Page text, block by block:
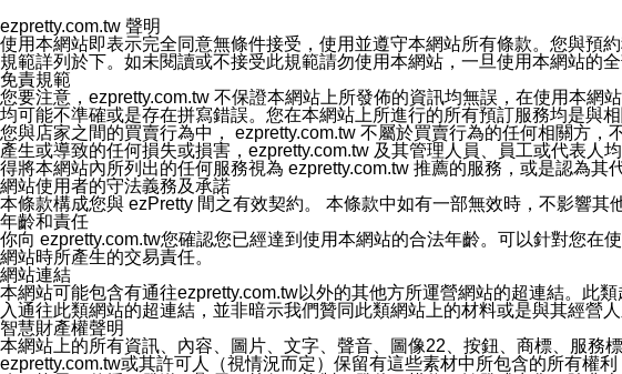
您同意本公司網站，透過您所提供的郵件地址與您取得聯絡並傳送或宣傳本
停止接收這些資料或電子郵件。
十五、訊息通知
本公司/本服務將以通知型訊息傳送重要訊息給您。即使未加入本公司/本服
本公司/本服務傳送之通知型訊息以對您有效且重要的訊息為限，以廣告或
1.LINE 帳號設定的電話號碼與本公司/本服務所傳來的電話號碼比對相符。
2.該 LINE 帳號已在 LINE APP 設定中，同意接收通知型訊息。
3.LINE 帳號未封鎖傳送訊息之 LINE 官方帳號。
欲變更通知型訊息的設定，操作如下：
1.點選「主頁」＞「設定」
2.點選「隱私設定」
3.點選「提供使用資料」
4.點選「LINE通知型訊息」
5.開關「接收LINE通知型訊息」
❗️關閉「接收通知型訊息」後，將不會接收到來自任何企業官方帳號或認證官
ezpretty.com.tw 聲明
使用本網站即表示完全同意無條件接受，使用並遵守本網站所有條款。您與預
規範詳列於下。如未閱讀或不接受此規範請勿使用本網站，一旦使用本網站的
免責規範
您要注意，ezpretty.com.tw 不保證本網站上所發佈的資訊均無誤，在使用本網
均可能不準確或是存在拼寫錯誤。您在本網站上所進行的所有預訂服務均是與
您與店家之間的買賣行為中， ezpretty.com.tw 不屬於買賣行為的任何相關方
產生或導致的任何損失或損害，ezpretty.com.tw 及其管理人員、員工或代表
得將本網站內所列出的任何服務視為 ezpretty.com.tw 推薦的服務，或是認為
網站使用者的守法義務及承諾
本條款構成您與 ezPretty 間之有效契約。 本條款中如有一部無效時，不影響
年齡和責任
你向 ezpretty.com.tw您確認您已經達到使用本網站的合法年齡。可以針對您
網站時所產生的交易責任。
網站連結
本網站可能包含有通往ezpretty.com.tw以外的其他方所運營網站的超連結。此
入通往此類網站的超連結，並非暗示我們贊同此類網站上的材料或是與其經營人
智慧財產權聲明
本網站上的所有資訊、內容、圖片、文字、聲音、圖像22、按鈕、商標、服務
ezpretty.com.tw或其許可人（視情況而定）保留有這些素材中所包含的所有權